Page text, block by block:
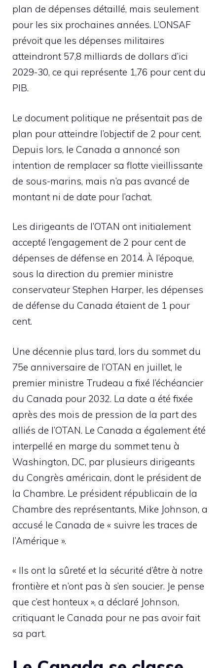
plan de dépenses détaillé, mais seulement
pour les six prochaines années. L’ONSAF
prévoit que les dépenses militaires
atteindront 57,8 milliards de dollars d’ici
2029-30, ce qui représente 1,76 pour cent du
PIB.
Le document politique ne présentait pas de
plan pour atteindre l’objectif de 2 pour cent.
Depuis lors, le Canada a annoncé son
intention de remplacer sa flotte vieillissante
de sous-marins, mais n’a pas avancé de
montant ni de date pour l’achat.
Les dirigeants de l’OTAN ont initialement
accepté l’engagement de 2 pour cent de
dépenses de défense en 2014. À l’époque,
sous la direction du premier ministre
conservateur Stephen Harper, les dépenses
de défense du Canada étaient de 1 pour
cent.
Une décennie plus tard, lors du sommet du
75e anniversaire de l’OTAN en juillet, le
premier ministre Trudeau a fixé l’échéancier
du Canada pour 2032. La date a été fixée
après des mois de pression de la part des
alliés de l’OTAN. Le Canada a également été
interpellé en marge du sommet tenu à
Washington, DC, par plusieurs dirigeants
du Congrès américain, dont le président de
la Chambre. Le président républicain de la
Chambre des représentants, Mike Johnson, a
accusé le Canada de « suivre les traces de
l’Amérique ».
« Ils ont la sûreté et la sécurité d’être à notre
frontière et n’ont pas à s’en soucier. Je pense
que c’est honteux », a déclaré Johnson,
critiquant le Canada pour ne pas avoir fait
sa part.